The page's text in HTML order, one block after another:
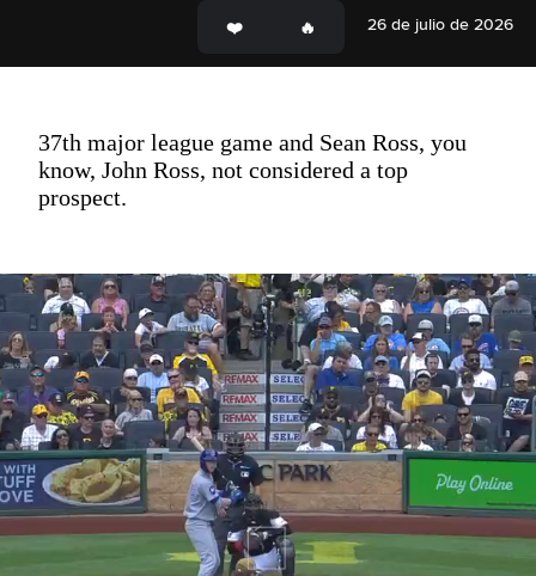
26 de julio de 2026
37th major league game and Sean Ross, you
know, John Ross, not considered a top
prospect.